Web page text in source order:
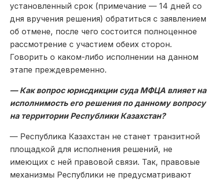
установленный срок (примечание — 14 дней со
дня вручения решения) обратиться с заявлением
об отмене, после чего состоится полноценное
рассмотрение с участием обеих сторон.
Говорить о каком-либо исполнении на данном
этапе преждевременно.
— Как вопрос юрисдикции суда МФЦА влияет на
исполнимость его решения по данному вопросу
на территории Республики Казахстан?
— Республика Казахстан не станет транзитной
площадкой для исполнения решений, не
имеющих с ней правовой связи. Так, правовые
механизмы Республики не предусматривают